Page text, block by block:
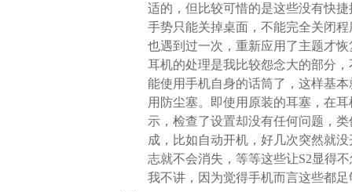
适的，但比较可惜的是这些没有快
手势只能关掉桌面，不能完全关闭
也遇到过一次，重新应用了主题才
耳机的处理是我比较怨念大的部分
能使用手机自身的话筒了，这样基
用防尘塞。即使用原装的耳塞，在
示，检查了设置却没有任何问题，
成，比如自动开机，好几次突然就
志就不会消失，等等这些让S2显得
我不讲，因为觉得手机而言这些都足